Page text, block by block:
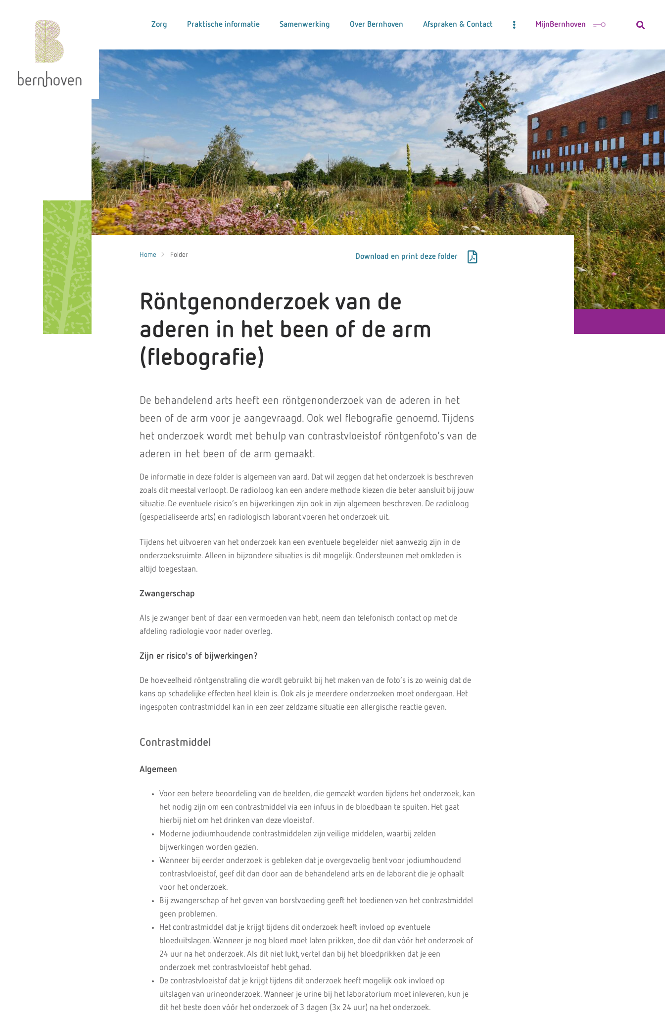
Zorg Praktische informatie Samenwerking Over Bernhoven Afspraken & Contact MijnBernhoven
Home Folder Download en print deze folder
Röntgenonderzoek van de
aderen in het been of de arm
(flebografie)
De behandelend arts heeft een röntgenonderzoek van de aderen in het
been of de arm voor je aangevraagd. Ook wel flebografie genoemd. Tijdens
het onderzoek wordt met behulp van contrastvloeistof röntgenfoto’s van de
aderen in het been of de arm gemaakt.
De informatie in deze folder is algemeen van aard. Dat wil zeggen dat het onderzoek is beschreven
zoals dit meestal verloopt. De radioloog kan een andere methode kiezen die beter aansluit bij jouw
situatie. De eventuele risico’s en bijwerkingen zijn ook in zijn algemeen beschreven. De radioloog
(gespecialiseerde arts) en radiologisch laborant voeren het onderzoek uit.
Tijdens het uitvoeren van het onderzoek kan een eventuele begeleider niet aanwezig zijn in de
onderzoeksruimte. Alleen in bijzondere situaties is dit mogelijk. Ondersteunen met omkleden is
altijd toegestaan.
Zwangerschap
Als je zwanger bent of daar een vermoeden van hebt, neem dan telefonisch contact op met de
afdeling radiologie voor nader overleg.
Zijn er risico's of bijwerkingen?
De hoeveelheid röntgenstraling die wordt gebruikt bij het maken van de foto’s is zo weinig dat de
kans op schadelijke effecten heel klein is. Ook als je meerdere onderzoeken moet ondergaan. Het
ingespoten contrastmiddel kan in een zeer zeldzame situatie een allergische reactie geven.
Contrastmiddel
Algemeen
Voor een betere beoordeling van de beelden, die gemaakt worden tijdens het onderzoek, kan
het nodig zijn om een contrastmiddel via een infuus in de bloedbaan te spuiten. Het gaat
hierbij niet om het drinken van deze vloeistof.
Moderne jodiumhoudende contrastmiddelen zijn veilige middelen, waarbij zelden
bijwerkingen worden gezien.
Wanneer bij eerder onderzoek is gebleken dat je overgevoelig bent voor jodiumhoudend
contrastvloeistof, geef dit dan door aan de behandelend arts en de laborant die je ophaalt
voor het onderzoek.
Bij zwangerschap of het geven van borstvoeding geeft het toedienen van het contrastmiddel
geen problemen.
Het contrastmiddel dat je krijgt tijdens dit onderzoek heeft invloed op eventuele
bloeduitslagen. Wanneer je nog bloed moet laten prikken, doe dit dan vóór het onderzoek of
24 uur na het onderzoek. Als dit niet lukt, vertel dan bij het bloedprikken dat je een
onderzoek met contrastvloeistof hebt gehad.
De contrastvloeistof dat je krijgt tijdens dit onderzoek heeft mogelijk ook invloed op
uitslagen van urineonderzoek. Wanneer je urine bij het laboratorium moet inleveren, kun je
dit het beste doen vóór het onderzoek of 3 dagen (3x 24 uur) na het onderzoek.